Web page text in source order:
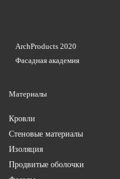
Материалы
Кровли
Стеновые материалы
Изоляция
Продвитые оболочки
ArchProducts 2020
Фасадная академия